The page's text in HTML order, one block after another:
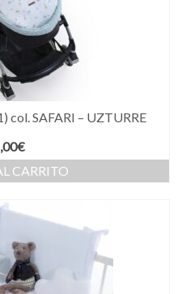
col. SAFARI – UZTURRE
€
CARRITO